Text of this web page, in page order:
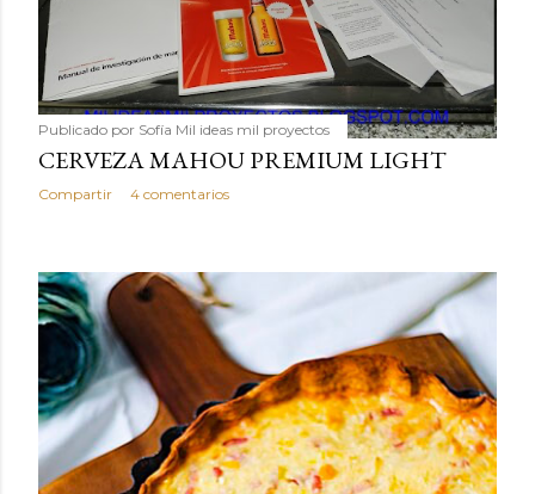
Publicado por Sofía Mil ideas mil proyectos
CERVEZA MAHOU PREMIUM LIGHT
Compartir 4 comentarios